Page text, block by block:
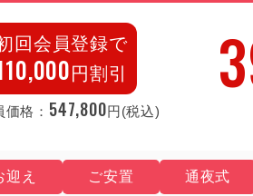
回会員登録で
円割引
格： 547,800円(税込)
迎え ご安置 通夜式